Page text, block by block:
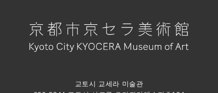
교토시 교세라 미술관